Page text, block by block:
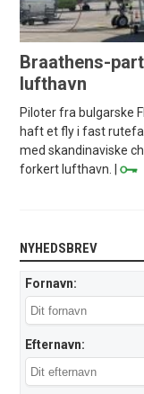
Braathens-
lufthavn
Piloter fra bulgarske
haft et fly i fast
med skandinaviske
forkert lufthavn. |
NYHEDSBREV
Fornavn:
Efternavn: